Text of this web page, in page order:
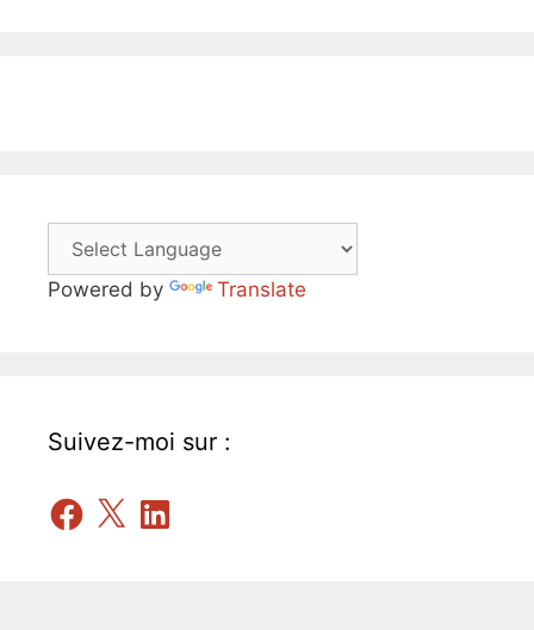
Powered by Translate
Suivez-moi sur :
Facebook
X LinkedIn